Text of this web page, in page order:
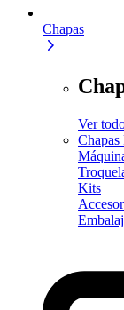
Chapas
Ver
Chapas
Kits